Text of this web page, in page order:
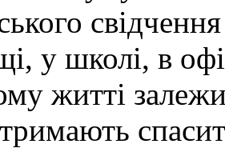
у школі, в
житті